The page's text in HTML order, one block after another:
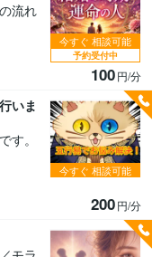
流れ
100円/分
今すぐ 相談可能
予約受付中
いま
す。
200円/分
今すぐ 相談可能